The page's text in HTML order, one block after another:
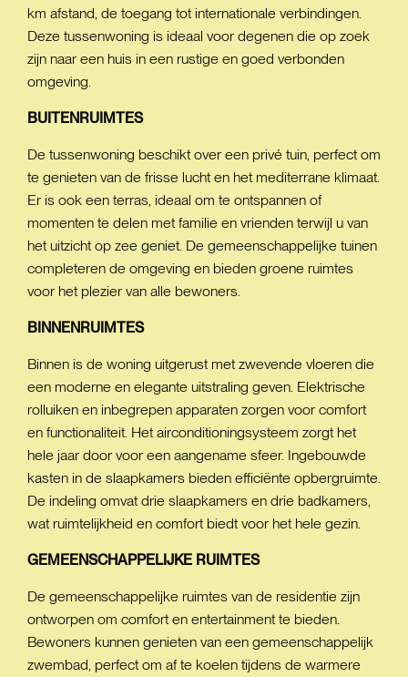
km afstand, de toegang tot internationale verbindingen.
Deze tussenwoning is ideaal voor degenen die op zoek
zijn naar een huis in een rustige en goed verbonden
omgeving.
BUITENRUIMTES
De tussenwoning beschikt over een privé tuin, perfect om
te genieten van de frisse lucht en het mediterrane klimaat.
Er is ook een terras, ideaal om te ontspannen of
momenten te delen met familie en vrienden terwijl u van
het uitzicht op zee geniet. De gemeenschappelijke tuinen
completeren de omgeving en bieden groene ruimtes
voor het plezier van alle bewoners.
BINNENRUIMTES
Binnen is de woning uitgerust met zwevende vloeren die
een moderne en elegante uitstraling geven. Elektrische
rolluiken en inbegrepen apparaten zorgen voor comfort
en functionaliteit. Het airconditioningsysteem zorgt het
hele jaar door voor een aangename sfeer. Ingebouwde
kasten in de slaapkamers bieden efficiënte opbergruimte.
De indeling omvat drie slaapkamers en drie badkamers,
wat ruimtelijkheid en comfort biedt voor het hele gezin.
GEMEENSCHAPPELIJKE RUIMTES
De gemeenschappelijke ruimtes van de residentie zijn
ontworpen om comfort en entertainment te bieden.
Bewoners kunnen genieten van een gemeenschappelijk
zwembad, perfect om af te koelen tijdens de warmere